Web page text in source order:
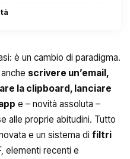
è un cambio di paradigma.
scrivere un’email,
la clipboard, lanciare
e – novità assoluta –
alle proprie abitudini. Tutto
e un sistema di filtri
elementi recenti e